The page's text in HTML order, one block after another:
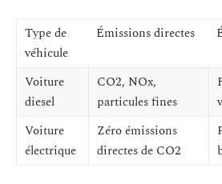
Type de
véhicule
Émissions directes
Voiture
diesel
CO2, NOx,
particules fines
Voiture
électrique
Zéro émissions
directes de CO2